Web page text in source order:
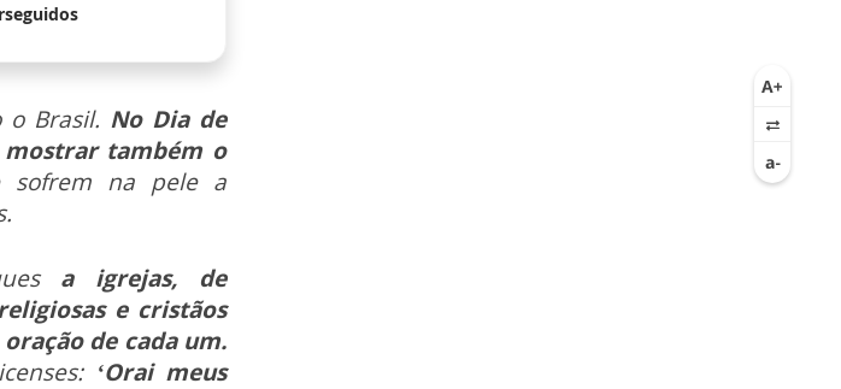
o Brasil. No Dia de
mostrar também o
na pele a
a igrejas, de
e cristãos
de cada um.
‘Orai meus